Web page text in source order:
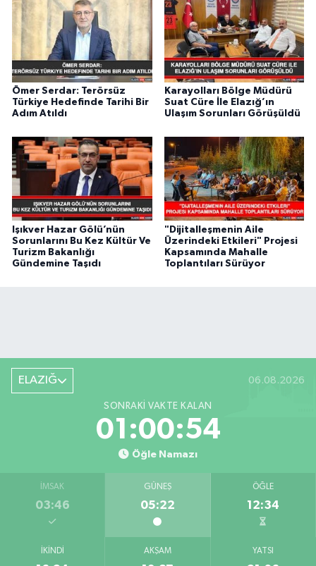
Ömer Serdar: Terörsüz
Türkiye Hedefinde Tarihi Bir
Adım Atıldı
Karayolları Bölge Müdürü
Suat Cüre İle Elazığ’ın
Ulaşım Sorunları Görüşüldü
Işıkver Hazar Gölü’nün
Sorunlarını Bu Kez Kültür Ve
Turizm Bakanlığı
Gündemine Taşıdı
"Dijitalleşmenin Aile
Üzerindeki Etkileri" Projesi
Kapsamında Mahalle
Toplantıları Sürüyor
ELAZIĞ 06.08.2026
SONRAKI VAKTE KALAN
01:00:54
Öğle Namazı
İMSAK
03:46
GÜNEŞ
05:22
ÖĞLE
12:34
İKINDI AKŞAM YATSI